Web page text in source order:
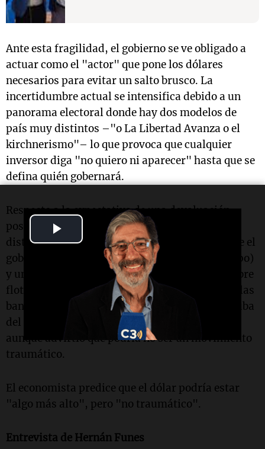
Video
Ante esta fragilidad, el gobierno se ve obligado a
actuar como el "actor" que pone los dólares
necesarios para evitar un salto brusco. La
incertidumbre actual se intensifica debido a un
panorama electoral donde hay dos modelos de
país muy distintos –"o La Libertad Avanza o el
kirchnerismo"– lo que provoca que cualquier
inversor diga "no quiero ni aparecer" hasta que se
defina quién gobernará.
Respecto a la expectativa de una devaluación
poselectoral (después del 27 de octubre), Bulat
distinguió entre una devaluación formal (donde el
gobierno mueve el dólar que controla bajo el cepo)
y una decisión de mercado en un esquema de libre
flotación. En este último escenario, si se sacan las
bandas y el mercado define, consideró que la suba
del dólar se daría solo si hay mucha demanda,
aunque advirtió que podría no ser un movimiento
traumático.
El economista predice que el dólar podría estar
"algo más alto", pero "no traumático".
Entrevista de Hernán Funes